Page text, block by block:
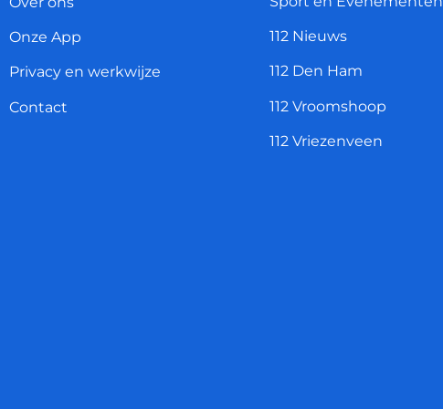
Onze App
Privacy en werkwijze
Contact
112 Nieuws
112 Den Ham
112 Vroomshoop
112 Vriezenveen